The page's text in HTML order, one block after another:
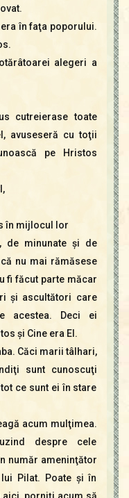
în faţa poporului.
alegeri a
cutreierase toate
avuseseră cu toţii
pe Hristos
în mijlocul lor
de minunate şi de
nu mai rămăsese
fi făcut parte măcar
şi ascultători care
acestea. Deci ei
şi Cine era El.
Căci marii tâlhari,
sunt cunoscuţi
ce sunt ei în stare
acum mulţimea.
despre cele
număr ameninţător
Pilat. Poate şi în
aici, porniţi acum să